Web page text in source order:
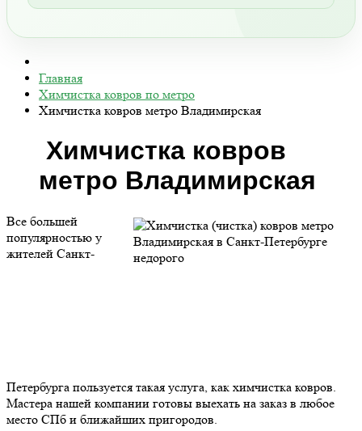
Главная
Химчистка ковров по метро
Химчистка ковров метро Владимирская
Химчистка ковров
метро Владимирская
Все большей
популярностью у
жителей Санкт-
Петербурга пользуется такая услуга, как химчистка ковров.
Мастера нашей компании готовы выехать на заказ в любое
место СПб и ближайших пригородов.